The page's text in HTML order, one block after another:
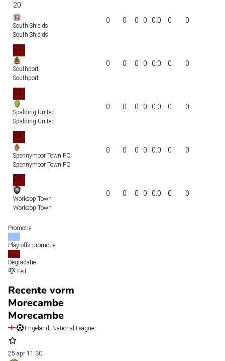
20
South Shields
South Shields
0 0 0 0 0:0 0 0
21
Southport
Southport
0 0 0 0 0:0 0 0
22
Spalding United
Spalding United
0 0 0 0 0:0 0 0
23
Spennymoor Town FC
Spennymoor Town FC
0 0 0 0 0:0 0 0
24
Worksop Town
Worksop Town
0 0 0 0 0:0 0 0
Promotie
Play-offs promotie
Degradatie
Feit
Recente vorm
Morecambe
Morecambe
Engeland, National League
25 apr 11:30